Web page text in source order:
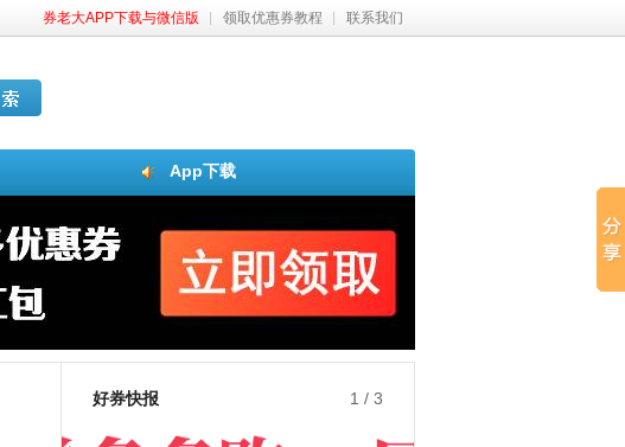
券老大APP下载与微信版 领取优惠券教程 联系我们
App下载
好券快报 1 / 3